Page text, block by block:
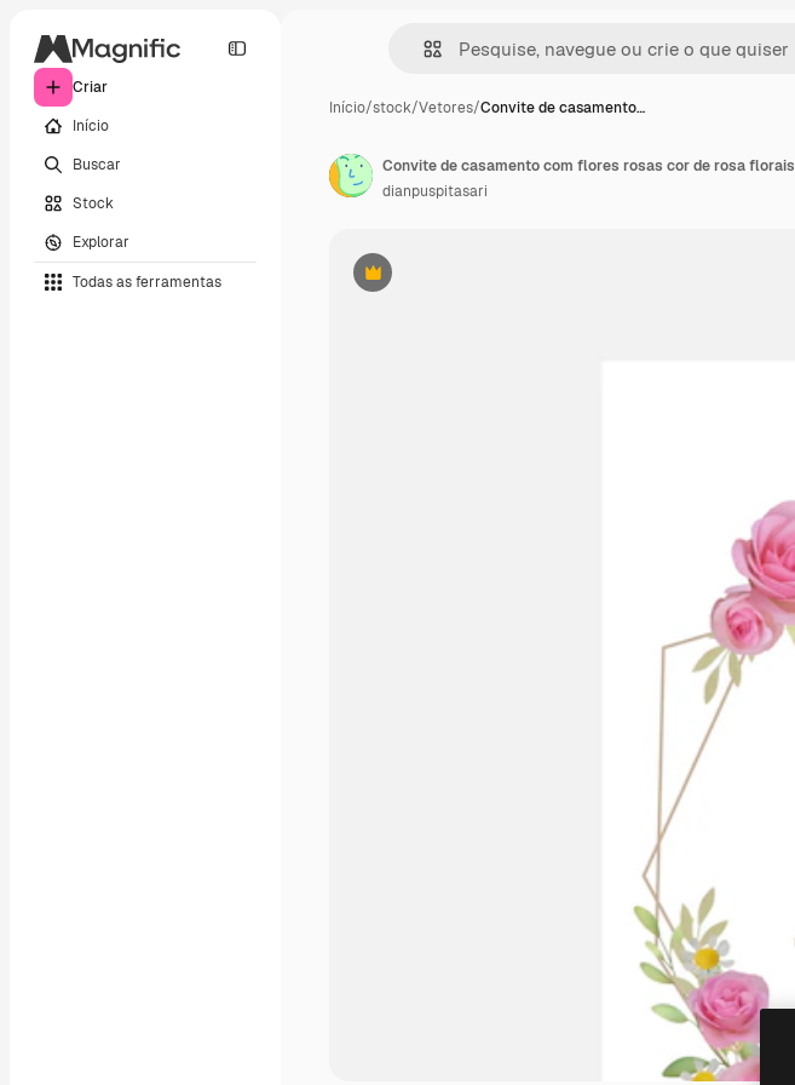
Criar
Início
Buscar
Stock
Explorar
Todas as ferramentas
Início/stock/Vetores/Convite de casamento…
Premium
Convite de casamento com flores rosas cor de rosa florais
dianpuspitasari